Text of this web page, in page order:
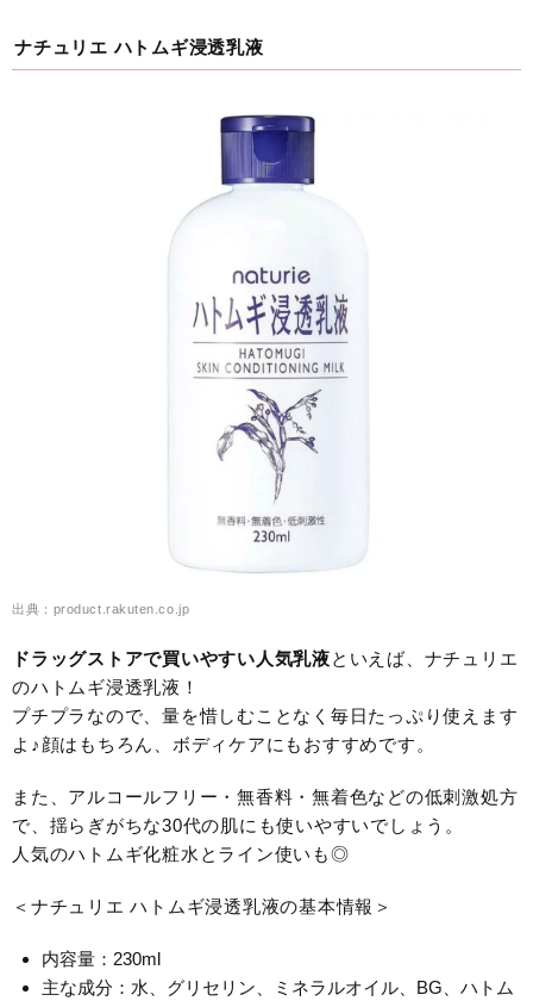
ナチュリエ ハトムギ浸透乳液
出典：product.rakuten.co.jp
ドラッグストアで買いやすい人気乳液といえば、ナチュリエ
のハトムギ浸透乳液！
プチプラなので、量を惜しむことなく毎日たっぷり使えます
よ♪顔はもちろん、ボディケアにもおすすめです。
また、アルコールフリー・無香料・無着色などの低刺激処方
で、揺らぎがちな30代の肌にも使いやすいでしょう。
人気のハトムギ化粧水とライン使いも◎
＜ナチュリエ ハトムギ浸透乳液の基本情報＞
内容量：230ml
主な成分：水、グリセリン、ミネラルオイル、BG、ハトム